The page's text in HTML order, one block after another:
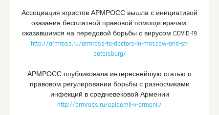
Ассоциация юристов АРМРОСС вышла с инициативой
оказания бесплатной правовой помощи врачам,
оказавшимся на передовой борьбы с вирусом COVID-19
http://armross.ru/armross-to-doctors-in-moscow-and-st-
petersburg/
АРМРОСС опубликовала интереснейшую статью о
правовом регулировании борьбы с разносчиками
инфекций в средневековой Армении
http://armross.ru/epidemii-v-armenii/